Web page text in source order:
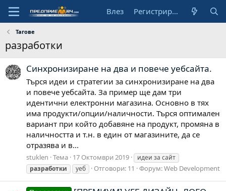
Влез Регистрирай се
Тагове
разработки
Синхронизиране на два и повече уебсайта.
Търся идеи и стратегии за синхронизиране на два
и повече уебсайта. За пример ще дам три
идентични електронни магазина. Основно в тях
има продукти/опции/наличности. Търся оптимален
вариант при който добавяне на продукт, промяна в
наличността и т.н. в един от магазините, да се
отразява и в...
stuklen Тема 17 Октомври 2019
идеи за сайт
разработки
уеб Отговори: 11 Форум:Web Development